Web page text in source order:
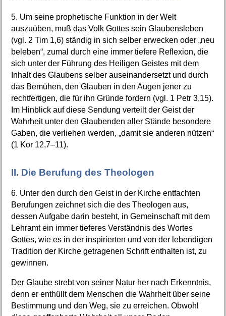
5. Um seine prophetische Funktion in der Welt
auszuüben, muß das Volk Gottes sein Glaubensleben
(vgl. 2 Tim 1,6) ständig in sich selber erwecken oder „neu
beleben“, zumal durch eine immer tiefere Reflexion, die
sich unter der Führung des Heiligen Geistes mit dem
Inhalt des Glaubens selber auseinandersetzt und durch
das Bemühen, den Glauben in den Augen jener zu
rechtfertigen, die für ihn Gründe fordern (vgl. 1 Petr 3,15).
Im Hinblick auf diese Sendung verteilt der Geist der
Wahrheit unter den Glaubenden aller Stände besondere
Gaben, die verliehen werden, „damit sie anderen nützen“
(1 Kor 12,7–11).
II. Die Berufung des Theologen
6. Unter den durch den Geist in der Kirche entfachten
Berufungen zeichnet sich die des Theologen aus,
dessen Aufgabe darin besteht, in Gemeinschaft mit dem
Lehramt ein immer tieferes Verständnis des Wortes
Gottes, wie es in der inspirierten und von der lebendigen
Tradition der Kirche getragenen Schrift enthalten ist, zu
gewinnen.
Der Glaube strebt von seiner Natur her nach Erkenntnis,
denn er enthüllt dem Menschen die Wahrheit über seine
Bestimmung und den Weg, sie zu erreichen. Obwohl